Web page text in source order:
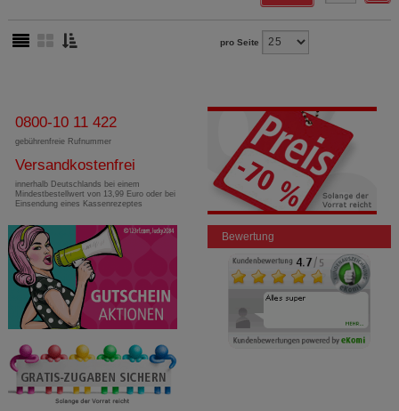
pro Seite
0800-10 11 422
gebührenfreie Rufnummer
Versandkostenfrei
innerhalb Deutschlands bei einem
Mindestbestellwert von 13,99 Euro oder bei
Einsendung eines Kassenrezeptes
Bewertung